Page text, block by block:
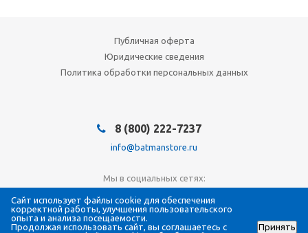
Публичная оферта
Юридические сведения
Политика обработки персональных данных
8 (800) 222-7237
info@batmanstore.ru
Мы в социальных сетях:
© 2026 БэтмэнМагазин (BatmanStore)
Сайт использует файлы cookie для обеспечения
корректной работы, улучшения пользовательского
опыта и анализа посещаемости.
Продолжая использовать сайт, вы соглашаетесь с
Принять